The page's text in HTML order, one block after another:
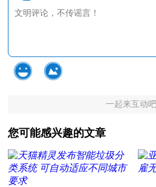
一起来互动吧
您可能感兴趣的文章